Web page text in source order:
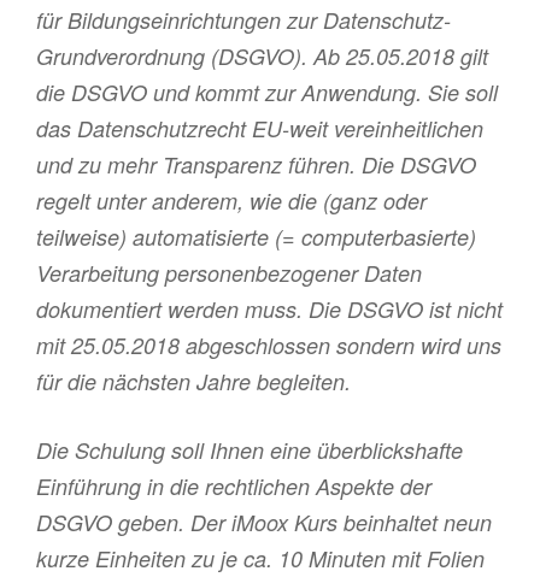
für Bildungseinrichtungen zur Datenschutz-
Grundverordnung (DSGVO). Ab 25.05.2018 gilt
die DSGVO und kommt zur Anwendung. Sie soll
das Datenschutzrecht EU-weit vereinheitlichen
und zu mehr Transparenz führen. Die DSGVO
regelt unter anderem, wie die (ganz oder
teilweise) automatisierte (= computerbasierte)
Verarbeitung personenbezogener Daten
dokumentiert werden muss. Die DSGVO ist nicht
mit 25.05.2018 abgeschlossen sondern wird uns
für die nächsten Jahre begleiten.
Die Schulung soll Ihnen eine überblickshafte
Einführung in die rechtlichen Aspekte der
DSGVO geben. Der iMoox Kurs beinhaltet neun
kurze Einheiten zu je ca. 10 Minuten mit Folien